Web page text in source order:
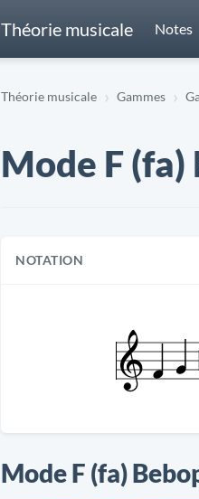
Théorie musicale Notes
Théorie musicale Gammes
Mode F
NOTATION
Mode F (fa)